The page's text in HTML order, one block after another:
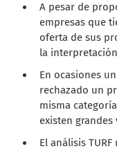
A pesar de
empresas que
oferta de sus
la
En ocasiones
rechazado un
misma
existen grandes
El análisis